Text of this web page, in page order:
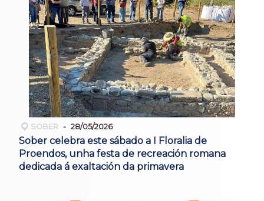
SOBER 28/05/2026
Sober celebra este sábado a I Floralia de
Proendos, unha festa de recreación romana
dedicada á exaltación da primavera